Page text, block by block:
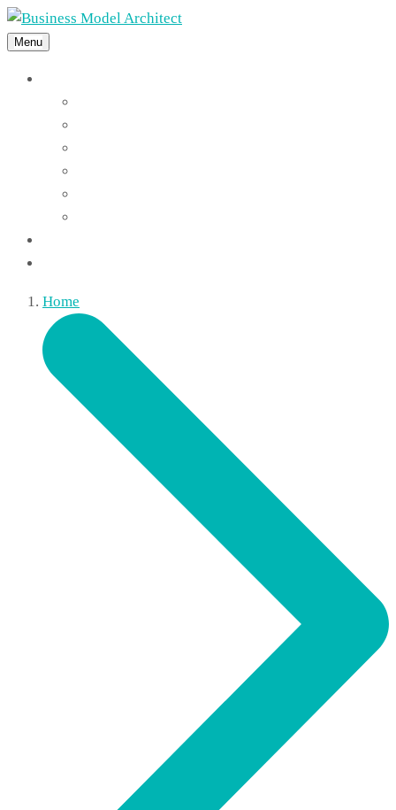
Menu
Home